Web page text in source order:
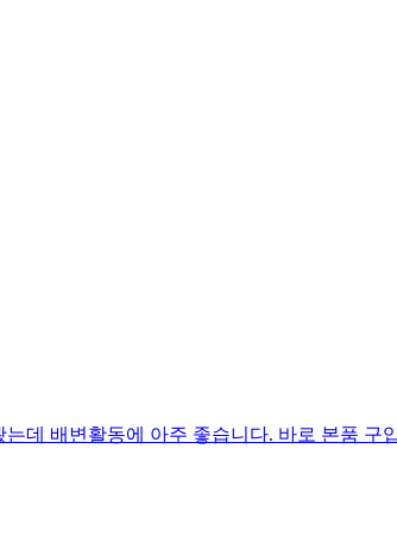
데 배변활동에 아주 좋습니다. 바로 본품 구